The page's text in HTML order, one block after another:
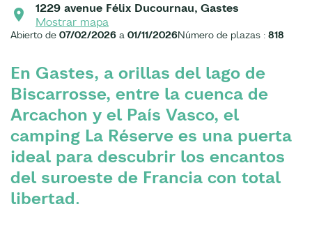
1229 avenue Félix Ducournau, Gastes
Mostrar mapa
Abierto de 07/02/2026 a 01/11/2026Número de plazas : 818
En Gastes, a orillas del lago de
Biscarrosse, entre la cuenca de
Arcachon y el País Vasco, el
camping La Réserve es una puerta
ideal para descubrir los encantos
del suroeste de Francia con total
libertad.